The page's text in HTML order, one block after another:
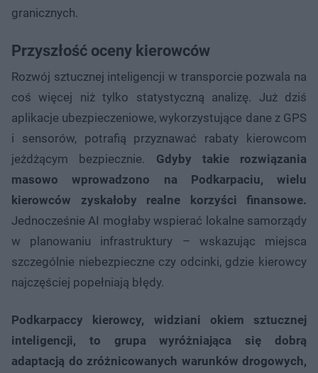
granicznych.
Przyszłość oceny kierowców
Rozwój sztucznej inteligencji w transporcie pozwala na
coś więcej niż tylko statystyczną analizę. Już dziś
aplikacje ubezpieczeniowe, wykorzystujące dane z GPS
i sensorów, potrafią przyznawać rabaty kierowcom
jeżdżącym bezpiecznie. Gdyby takie rozwiązania
masowo wprowadzono na Podkarpaciu, wielu
kierowców zyskałoby realne korzyści finansowe.
Jednocześnie AI mogłaby wspierać lokalne samorządy
w planowaniu infrastruktury – wskazując miejsca
szczególnie niebezpieczne czy odcinki, gdzie kierowcy
najczęściej popełniają błędy.
Podkarpaccy kierowcy, widziani okiem sztucznej
inteligencji, to grupa wyróżniająca się dobrą
adaptacją do zróżnicowanych warunków drogowych,